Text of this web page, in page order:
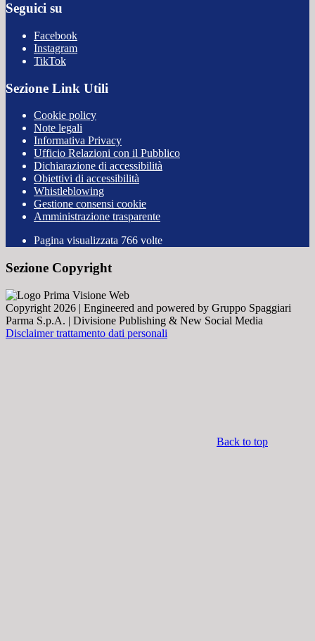
Seguici su
Facebook
Instagram
TikTok
Sezione Link Utili
Cookie policy
Note legali
Informativa Privacy
Ufficio Relazioni con il Pubblico
Dichiarazione di accessibilità
Obiettivi di accessibilità
Whistleblowing
Gestione consensi cookie
Amministrazione trasparente
Pagina visualizzata 766 volte
Sezione Copyright
Copyright 2026 | Engineered and powered by Gruppo Spaggiari
Parma S.p.A. | Divisione Publishing & New Social Media
Disclaimer trattamento dati personali
Back to top